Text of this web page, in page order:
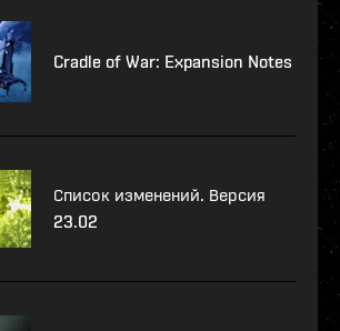
Cradle of War: Expansion Notes
Список изменений. Версия
23.02